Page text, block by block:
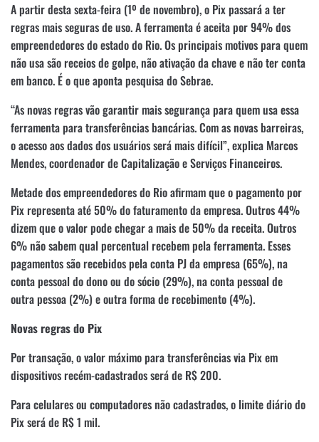
A partir desta sexta-feira (1º de novembro), o Pix passará a ter
regras mais seguras de uso. A ferramenta é aceita por 94% dos
empreendedores do estado do Rio. Os principais motivos para quem
não usa são receios de golpe, não ativação da chave e não ter conta
em banco. É o que aponta pesquisa do Sebrae.
“As novas regras vão garantir mais segurança para quem usa essa
ferramenta para transferências bancárias. Com as novas barreiras,
o acesso aos dados dos usuários será mais difícil”, explica Marcos
Mendes, coordenador de Capitalização e Serviços Financeiros.
Metade dos empreendedores do Rio afirmam que o pagamento por
Pix representa até 50% do faturamento da empresa. Outros 44%
dizem que o valor pode chegar a mais de 50% da receita. Outros
6% não sabem qual percentual recebem pela ferramenta. Esses
pagamentos são recebidos pela conta PJ da empresa (65%), na
conta pessoal do dono ou do sócio (29%), na conta pessoal de
outra pessoa (2%) e outra forma de recebimento (4%).
Novas regras do Pix
Por transação, o valor máximo para transferências via Pix em
dispositivos recém-cadastrados será de R$ 200.
Para celulares ou computadores não cadastrados, o limite diário do
Pix será de R$ 1 mil.